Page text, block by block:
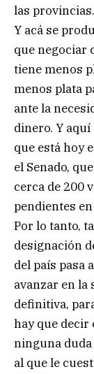
las provincias.
Y acá se
que negociar
tiene menos
menos plata
ante la
dinero. Y
que está hoy
el Senado,
cerca de 200
pendientes
Por lo tanto,
designación
del país pasa
avanzar en la
definitiva,
hay que decir
ninguna duda
al que le